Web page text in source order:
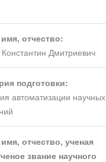
отчество:
Дмитриевич
подготовки:
автоматизации научных
отчество, ученая
звание научного